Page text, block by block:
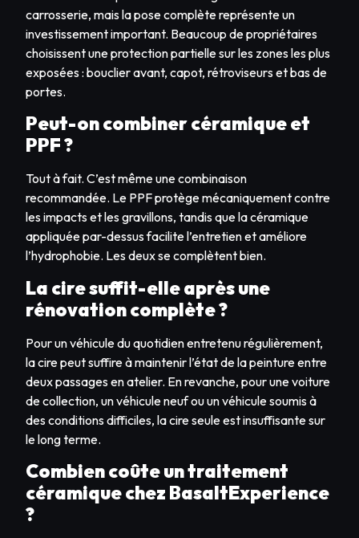
carrosserie, mais la pose complète représente un
investissement important. Beaucoup de propriétaires
choisissent une protection partielle sur les zones les plus
exposées : bouclier avant, capot, rétroviseurs et bas de
portes.
Peut-on combiner céramique et
PPF ?
Tout à fait. C’est même une combinaison
recommandée. Le PPF protège mécaniquement contre
les impacts et les gravillons, tandis que la céramique
appliquée par-dessus facilite l’entretien et améliore
l’hydrophobie. Les deux se complètent bien.
La cire suffit-elle après une
rénovation complète ?
Pour un véhicule du quotidien entretenu régulièrement,
la cire peut suffire à maintenir l’état de la peinture entre
deux passages en atelier. En revanche, pour une voiture
de collection, un véhicule neuf ou un véhicule soumis à
des conditions difficiles, la cire seule est insuffisante sur
le long terme.
Combien coûte un traitement
céramique chez BasaltExperience
?